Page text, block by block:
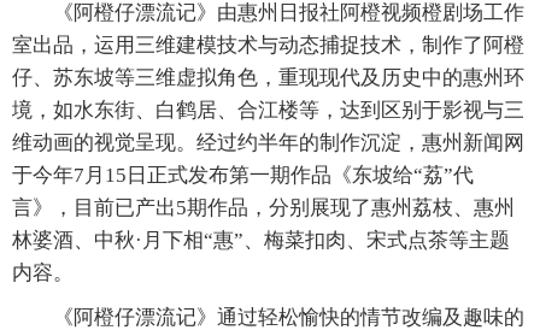
《阿橙仔漂流记》由惠州日报社阿橙视频橙剧场工作
室出品，运用三维建模技术与动态捕捉技术，制作了阿橙
仔、苏东坡等三维虚拟角色，重现现代及历史中的惠州环
境，如水东街、白鹤居、合江楼等，达到区别于影视与三
维动画的视觉呈现。经过约半年的制作沉淀，惠州新闻网
于今年7月15日正式发布第一期作品《东坡给“荔”代
言》，目前已产出5期作品，分别展现了惠州荔枝、惠州
林婆酒、中秋·月下相“惠”、梅菜扣肉、宋式点茶等主题
内容。
《阿橙仔漂流记》通过轻松愉快的情节改编及趣味的